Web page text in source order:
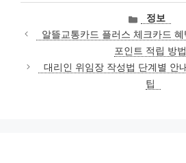
카
테
고
리
정보
알뜰교통카드 플러스 체크카드
포인트 적립 방법
대리인 위임장 작성법 단계별 안
팁